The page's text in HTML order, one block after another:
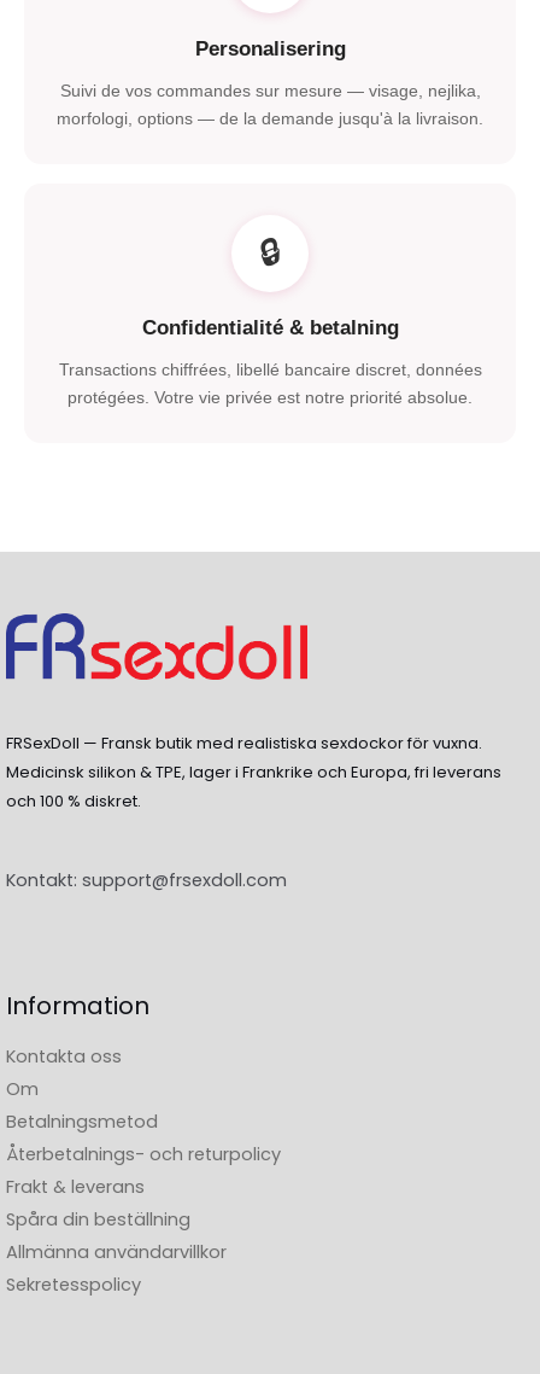
Personalisering
Suivi de vos commandes sur mesure — visage , nejlika,
morfologi, options — de la demande jusqu'à la livraison
🔒
Confidentialité& betalning
Transactions chiffrées, libellé bancaire discret, données
protégées Votre vie privée est notre priorité absolue
FRSexDoll — Fransk butik med realistiska sexdockor för vuxna.
Medicinsk silikon & TPE, lager i Frankrike och Europa, fri leverans
och 100 % diskret.
Kontakt: support@frsexdoll.com
Information
Kontakta oss
Om
Betalningsmetod
Återbetalnings- och returpolicy
Frakt & leverans
Spåra din beställning
Allmänna användarvillkor
Sekretesspolicy